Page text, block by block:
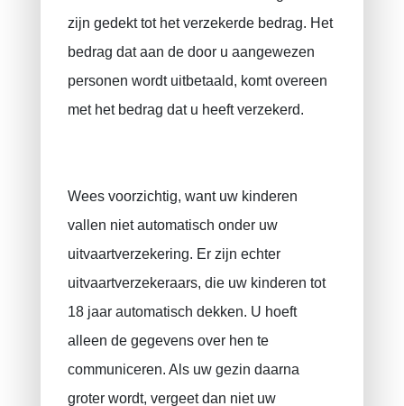
zijn gedekt tot het verzekerde bedrag. Het
bedrag dat aan de door u aangewezen
personen wordt uitbetaald, komt overeen
met het bedrag dat u heeft verzekerd.
Wees voorzichtig, want uw kinderen
vallen niet automatisch onder uw
uitvaartverzekering. Er zijn echter
uitvaartverzekeraars, die uw kinderen tot
18 jaar automatisch dekken. U hoeft
alleen de gegevens over hen te
communiceren. Als uw gezin daarna
groter wordt, vergeet dan niet uw